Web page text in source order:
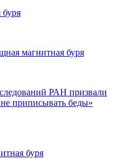
буря
магнитная буря
РАН призвали
приписывать беды»
буря